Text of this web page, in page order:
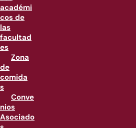
académi
cos de
las
facultad
es
Zona
de
comida
s
Conve
nios
Asociado